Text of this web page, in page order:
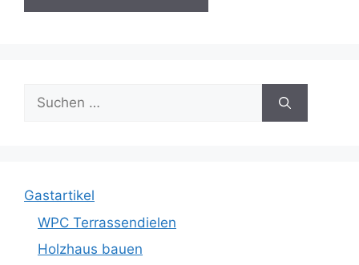
Suche
nach:
Gastartikel
WPC Terrassendielen
Holzhaus bauen